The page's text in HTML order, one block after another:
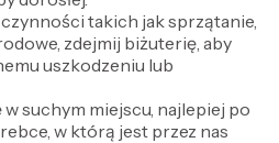
takich jak sprzątanie,
zdejmij biżuterię, aby
uszkodzeniu lub
suchym miejscu, najlepiej po
w którą jest przez nas